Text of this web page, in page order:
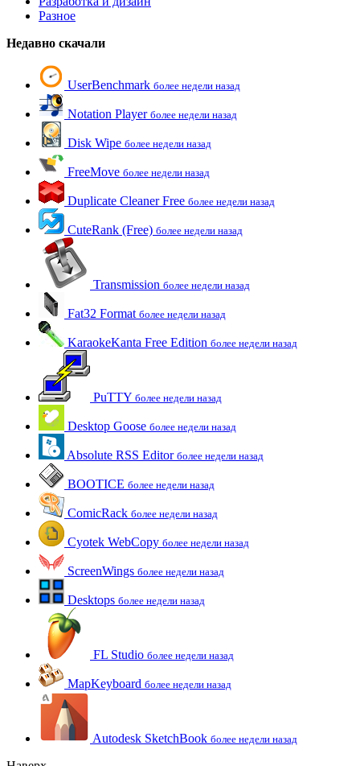
Разное
Недавно скачали
UserBenchmark более недели назад
Notation Player более недели назад
Disk Wipe более недели назад
FreeMove более недели назад
Duplicate Cleaner Free более недели назад
CuteRank (Free) более недели назад
Transmission более недели назад
Fat32 Format более недели назад
KaraokeKanta Free Edition более недели назад
PuTTY более недели назад
Desktop Goose более недели назад
Absolute RSS Editor более недели назад
BOOTICE более недели назад
ComicRack более недели назад
Cyotek WebCopy более недели назад
ScreenWings более недели назад
Desktops более недели назад
FL Studio более недели назад
MapKeyboard более недели назад
Autodesk SketchBook более недели назад